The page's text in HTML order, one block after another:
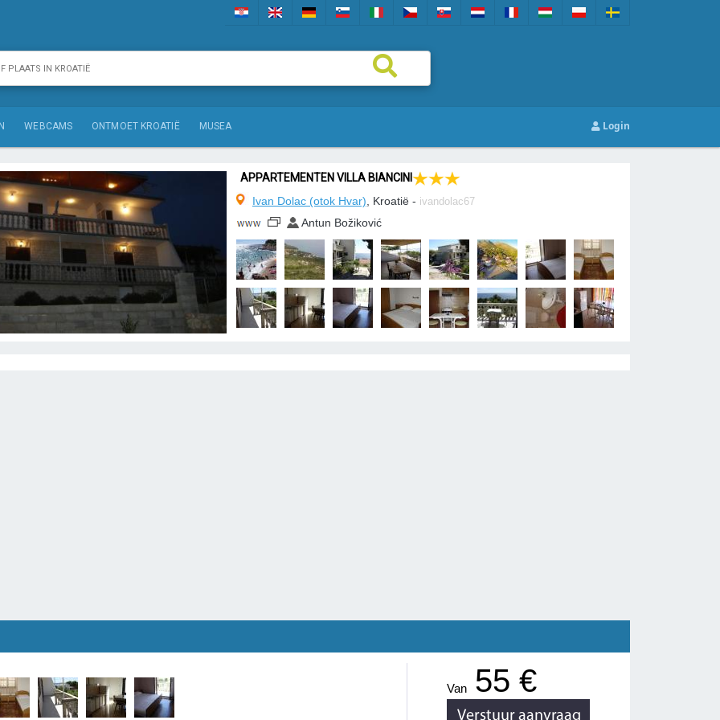
WEBCAMS ONTMOET KROATIË MUSEA Login
APPARTEMENTEN VILLA BIANCINI
Ivan Dolac (otok Hvar) , Kroatië - ivandolac67
Antun Božiković
Van 55 €